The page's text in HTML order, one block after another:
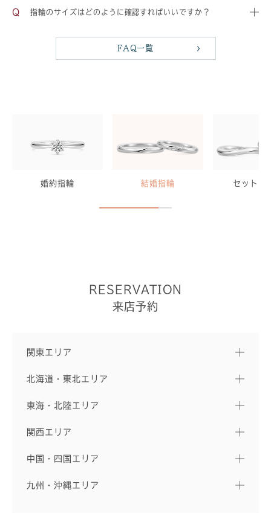
指輪のサイズはどのように確認すればいいですか？
FAQ一覧
婚約指輪 結婚指輪 セットリ
RESERVATION
来店予約
関東エリア
北海道・東北エリア
東海・北陸エリア
関西エリア
中国・四国エリア
九州・沖縄エリア